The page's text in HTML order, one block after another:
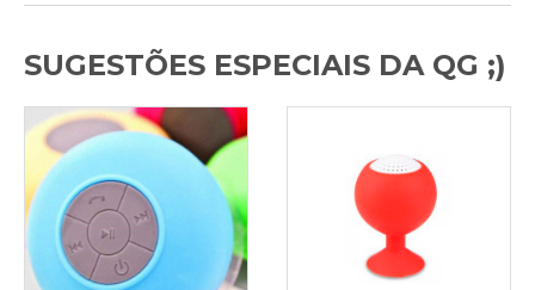
SUGESTÕES ESPECIAIS DA QG ;)